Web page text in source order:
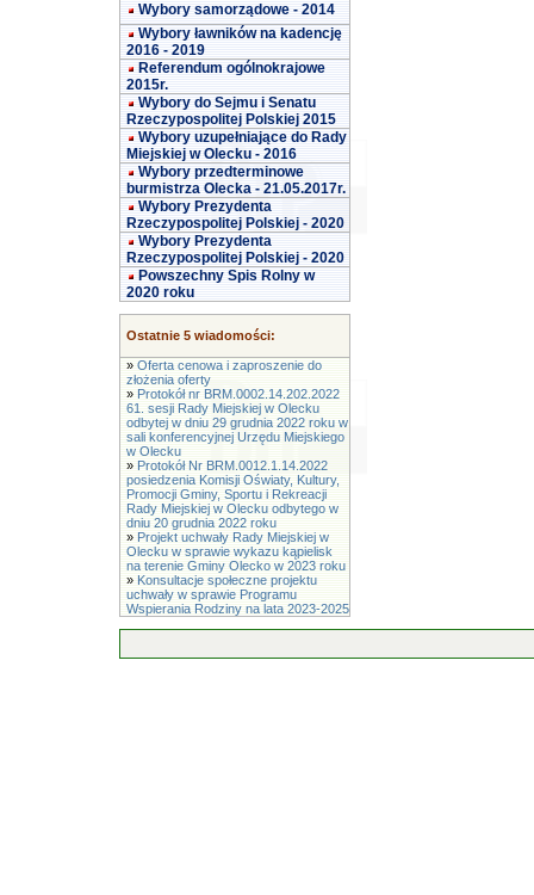
Wybory samorządowe - 2014
Wybory ławników na kadencję
2016 - 2019
Referendum ogólnokrajowe
2015r.
Wybory do Sejmu i Senatu
Rzeczypospolitej Polskiej 2015
Wybory uzupełniające do Rady
Miejskiej w Olecku - 2016
Wybory przedterminowe
burmistrza Olecka - 21.05.2017r.
Wybory Prezydenta
Rzeczypospolitej Polskiej - 2020
Wybory Prezydenta
Rzeczypospolitej Polskiej - 2020
Powszechny Spis Rolny w
2020 roku
Ostatnie 5 wiadomości:
» Oferta cenowa i zaproszenie do
złożenia oferty
» Protokół nr BRM.0002.14.202.2022
61. sesji Rady Miejskiej w Olecku
odbytej w dniu 29 grudnia 2022 roku w
sali konferencyjnej Urzędu Miejskiego
w Olecku
» Protokół Nr BRM.0012.1.14.2022
posiedzenia Komisji Oświaty, Kultury,
Promocji Gminy, Sportu i Rekreacji
Rady Miejskiej w Olecku odbytego w
dniu 20 grudnia 2022 roku
» Projekt uchwały Rady Miejskiej w
Olecku w sprawie wykazu kąpielisk
na terenie Gminy Olecko w 2023 roku
» Konsultacje społeczne projektu
uchwały w sprawie Programu
Wspierania Rodziny na lata 2023-2025